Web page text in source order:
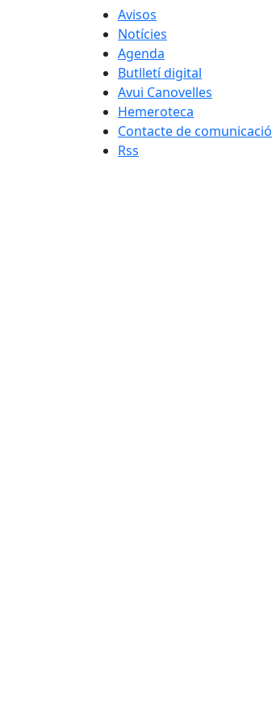
Avisos
Notícies
Agenda
Butlletí digital
Avui Canovelles
Hemeroteca
Contacte de comunicació
Rss